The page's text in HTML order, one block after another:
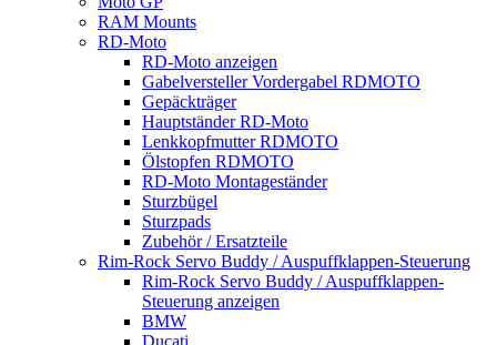
RAM Mounts
RD-Moto
RD-Moto anzeigen
Gabelversteller Vordergabel RDMOTO
Gepäckträger
Hauptständer RD-Moto
Lenkkopfmutter RDMOTO
Ölstopfen RDMOTO
RD-Moto Montageständer
Sturzbügel
Sturzpads
Zubehör / Ersatzteile
Rim-Rock Servo Buddy / Auspuffklappen-Steuerung
Rim-Rock Servo Buddy / Auspuffklappen-
Steuerung anzeigen
BMW
Ducati